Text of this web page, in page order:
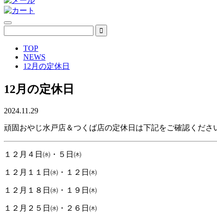
TOP
NEWS
12月の定休日
12月の定休日
2024.11.29
頑固おやじ水戸店＆つくば店の定休日は下記をご確認くださ
１２月４日㈬・５日㈭
１２月１１日㈬・１２日㈭
１２月１８日㈬・１９日㈭
１２月２５日㈬・２６日㈭